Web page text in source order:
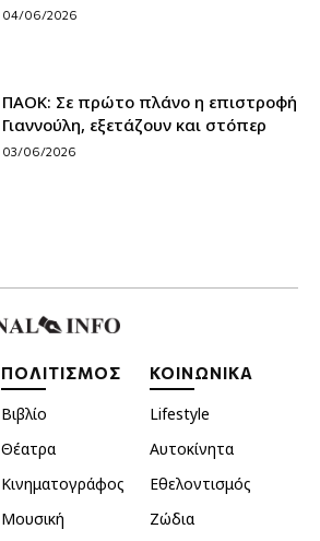
04/06/2026
ΠΑΟΚ: Σε πρώτο πλάνο η επιστροφή
Γιαννούλη, εξετάζουν και στόπερ
03/06/2026
ΠΟΛΙΤΙΣΜΟΣ
Βιβλίο
Θέατρα
Κινηματογράφος
Μουσική
ΚΟΙΝΩΝΙΚΑ
Lifestyle
Αυτοκίνητα
Εθελοντισμός
Ζώδια